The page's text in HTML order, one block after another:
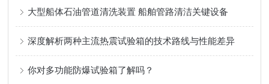
大型船体石油管道清洗装置 船舶管路清洁关键设备
深度解析两种主流热震试验箱的技术路线与性能差异
你对多功能防爆试验箱了解吗？